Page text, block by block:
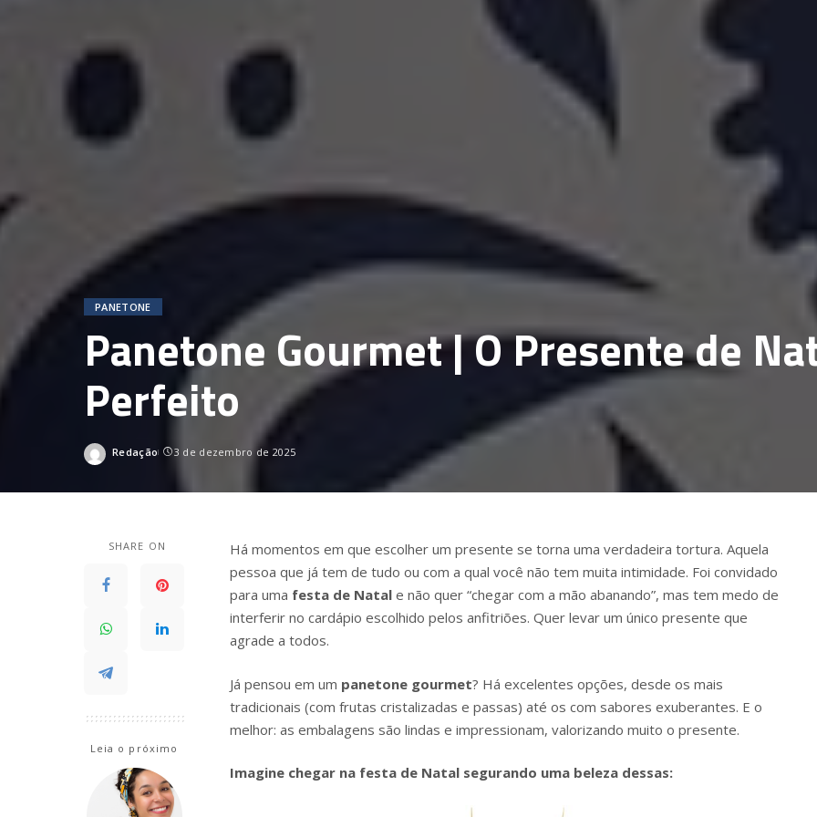
PANETONE
Panetone Gourmet | O Presente de
Perfeito
Posted
Redação 3 de dezembro de 2025
SHARE ON
Leia o próximo
Há momentos em que escolher um presente se torna uma verdadeira tortura. Aquela
pessoa que já tem de tudo ou com a qual você não tem muita intimidade. Foi convidado
para uma festa de Natal e não quer “chegar com a mão abanando”, mas tem medo de
interferir no cardápio escolhido pelos anfitriões. Quer levar um único presente que
agrade a todos.
Já pensou em um panetone gourmet? Há excelentes opções, desde os mais
tradicionais (com frutas cristalizadas e passas) até os com sabores exuberantes. E o
melhor: as embalagens são lindas e impressionam, valorizando muito o presente.
Imagine chegar na festa de Natal segurando uma beleza dessas: